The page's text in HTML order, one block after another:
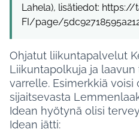
Lahela), lisätiedot:
FI/page/
Ohjatut liikuntapalvelut
Liikuntapolkuja ja
varrelle. Esimerkkiä voisi
sijaitsevasta
Idean hyötynä olisi
Idean jätti: